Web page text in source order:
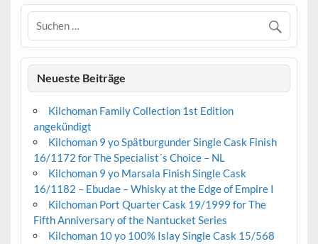
Neueste Beiträge
Kilchoman Family Collection 1st Edition
angekündigt
Kilchoman 9 yo Spätburgunder Single Cask Finish
16/1172 for The Specialist´s Choice – NL
Kilchoman 9 yo Marsala Finish Single Cask
16/1182 – Ebudae – Whisky at the Edge of Empire I
Kilchoman Port Quarter Cask 19/1999 for The
Fifth Anniversary of the Nantucket Series
Kilchoman 10 yo 100% Islay Single Cask 15/568